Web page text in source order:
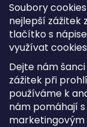
Soubory
nejlepší zážitek
tlačítko s
využívat
Dejte nám
zážitek při
používáme k
nám pomáhají
marketingovým
Kontakt
Sitemap
Doprava a Platba
Reklamace Zboží
Obchodní